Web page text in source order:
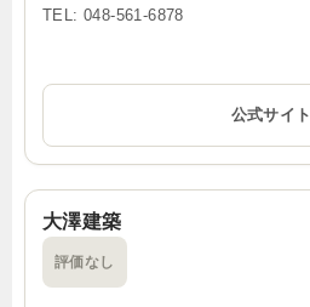
TEL: 048-561-6878
公式サイト
大澤建築
評価なし